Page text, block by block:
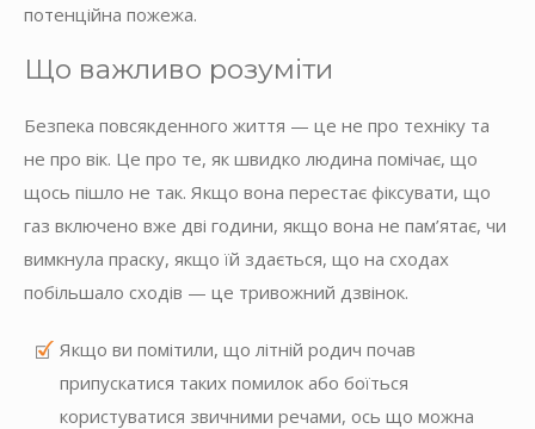
потенційна пожежа.
Що важливо розуміти
Безпека повсякденного життя — це не про техніку та
не про вік. Це про те, як швидко людина помічає, що
щось пішло не так. Якщо вона перестає фіксувати, що
газ включено вже дві години, якщо вона не пам’ятає, чи
вимкнула праску, якщо їй здається, що на сходах
побільшало сходів — це тривожний дзвінок.
Якщо ви помітили, що літній родич почав
припускатися таких помилок або боїться
користуватися звичними речами, ось що можна